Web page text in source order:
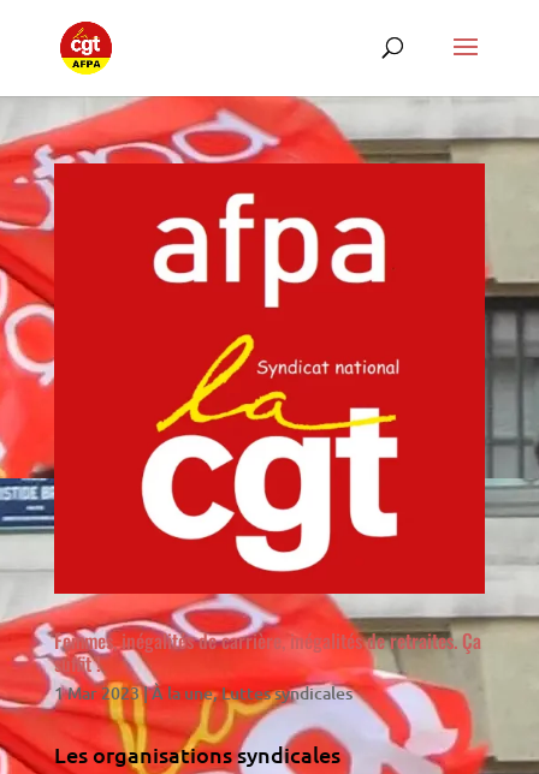
Femmes, inégalités de carrière, inégalités de retraites. Ça
suffit !
1 Mar 2023|À la une,Luttes syndicales
Les organisations syndicales